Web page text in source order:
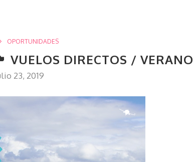
OPORTUNIDADES
VUELOS DIRECTOS / VERANO
23, 2019